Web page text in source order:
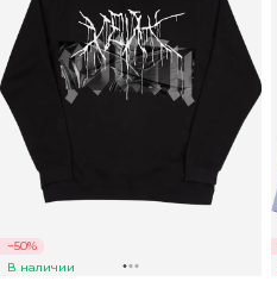
−50%
В наличии